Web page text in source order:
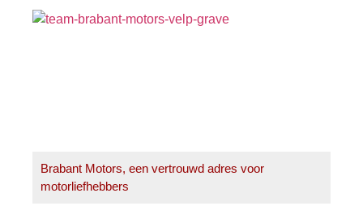
Brabant Motors, een vertrouwd adres voor
motorliefhebbers